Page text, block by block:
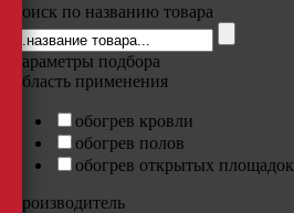
Поиск по названию товара
Параметры подбора
Область применения
обогрев кровли
обогрев полов
обогрев открытых площадок
Производитель